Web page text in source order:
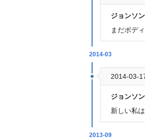
ジョンソ
まだボデ
2014-03
2014-03-
ジョンソ
新しい私
2013-09